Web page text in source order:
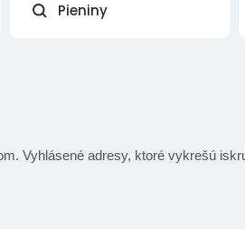
Pieniny
Vyhlásené adresy, ktoré vykrešú